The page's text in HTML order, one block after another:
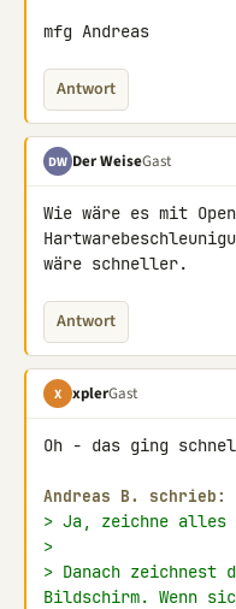
mfg Andreas
Antwort
DW Der WeiseGast
Wie wäre es mit
wäre schneller.
Antwort
X xplerGast
Oh - das ging
Andreas B. schrieb:
> Ja, zeichne
>
> Danach zeichnest
Bildschirm. Wenn